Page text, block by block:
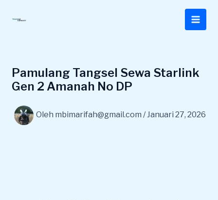
Pamulang Tangsel Sewa Starlink
Gen 2 Amanah No DP
Oleh mbimarifah@gmail.com /Januari 27, 2026